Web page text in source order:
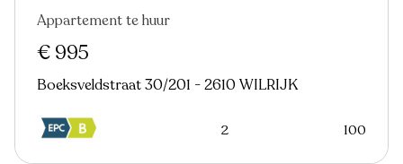
Nieuw
Appartement te huur
€ 995
Boeksveldstraat 30/201 - 2610 WILRIJK
2 100